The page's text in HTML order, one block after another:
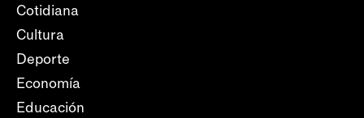
Cotidiana
Cultura
Deporte
Economía
Educación